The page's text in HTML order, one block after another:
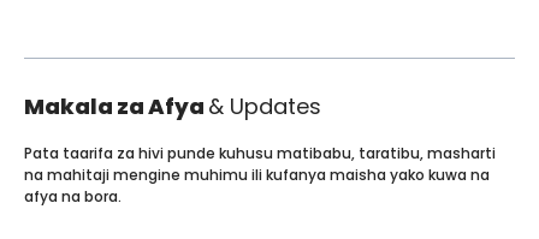
Makala za Afya & Updates
Pata taarifa za hivi punde kuhusu matibabu, taratibu, masharti
na mahitaji mengine muhimu ili kufanya maisha yako kuwa na
afya na bora.